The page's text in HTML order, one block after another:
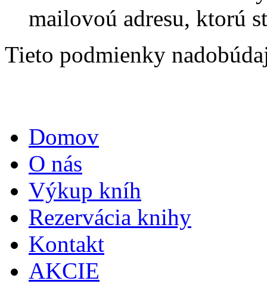
mailovoú adresu, ktorú
Tieto podmienky
Hlavné menu
Domov
O nás
Výkup kníh
Rezervácia knihy
Kontakt
AKCIE